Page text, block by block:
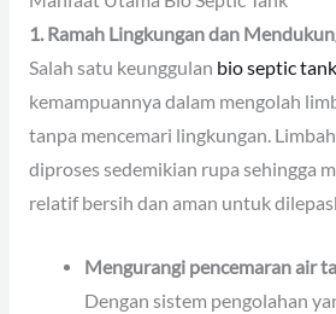
1. Ramah Lingkungan dan
Salah satu keunggulan bio septic tank
kemampuannya dalam mengolah
tanpa mencemari lingkungan.
diproses sedemikian rupa sehingga
relatif bersih dan aman untuk
Mengurangi pencemaran air
Dengan sistem pengolahan